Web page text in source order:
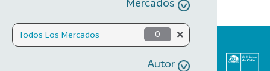
Todos Los Mercados 0
Autor